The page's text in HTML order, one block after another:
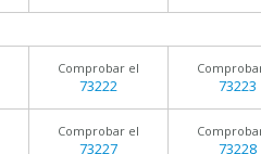
Comprobar el
73222 73223
Comprobar el
73227 73228